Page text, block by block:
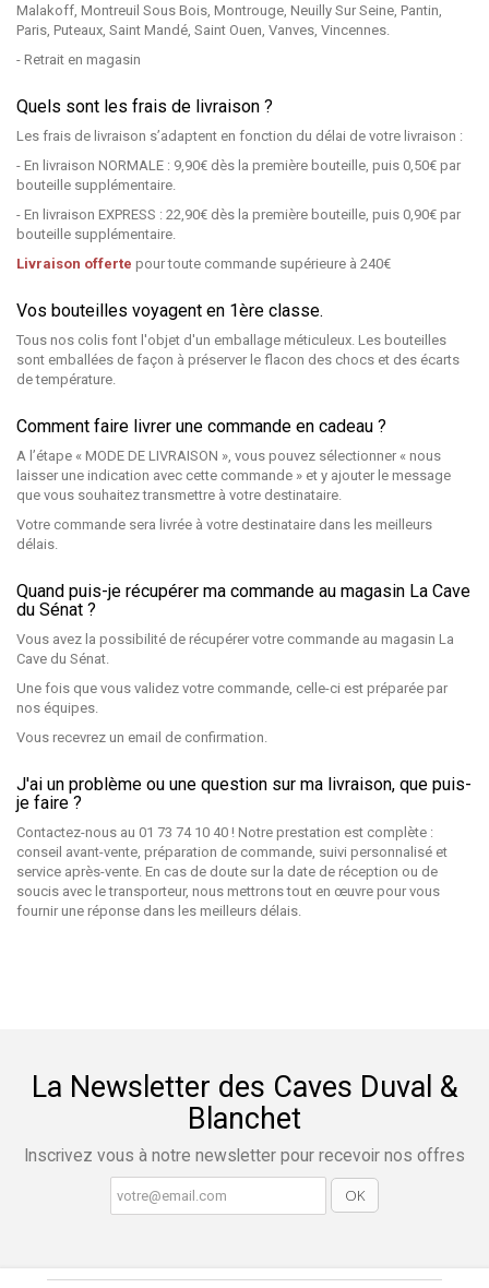
Malakoff, Montreuil Sous Bois, Montrouge, Neuilly Sur Seine, Pantin,
Paris, Puteaux, Saint Mandé, Saint Ouen, Vanves, Vincennes.
- Retrait en magasin
Quels sont les frais de livraison ?
Les frais de livraison s’adaptent en fonction du délai de votre livraison :
- En livraison NORMALE : 9,90€ dès la première bouteille, puis 0,50€ par
bouteille supplémentaire.
- En livraison EXPRESS : 22,90€ dès la première bouteille, puis 0,90€ par
bouteille supplémentaire.
Livraison offerte pour toute commande supérieure à 240€
Vos bouteilles voyagent en 1ère classe.
Tous nos colis font l'objet d'un emballage méticuleux. Les bouteilles
sont emballées de façon à préserver le flacon des chocs et des écarts
de température.
Comment faire livrer une commande en cadeau ?
A l’étape « MODE DE LIVRAISON », vous pouvez sélectionner « nous
laisser une indication avec cette commande » et y ajouter le message
que vous souhaitez transmettre à votre destinataire.
Votre commande sera livrée à votre destinataire dans les meilleurs
délais.
Quand puis-je récupérer ma commande au magasin La Cave
du Sénat ?
Vous avez la possibilité de récupérer votre commande au magasin La
Cave du Sénat.
Une fois que vous validez votre commande, celle-ci est préparée par
nos équipes.
Vous recevrez un email de confirmation.
J'ai un problème ou une question sur ma livraison, que puis-
je faire ?
Contactez-nous au 01 73 74 10 40 ! Notre prestation est complète :
conseil avant-vente, préparation de commande, suivi personnalisé et
service après-vente. En cas de doute sur la date de réception ou de
soucis avec le transporteur, nous mettrons tout en œuvre pour vous
fournir une réponse dans les meilleurs délais.
La Newsletter des Caves Duval &
Blanchet
Inscrivez vous à notre newsletter pour recevoir nos offres